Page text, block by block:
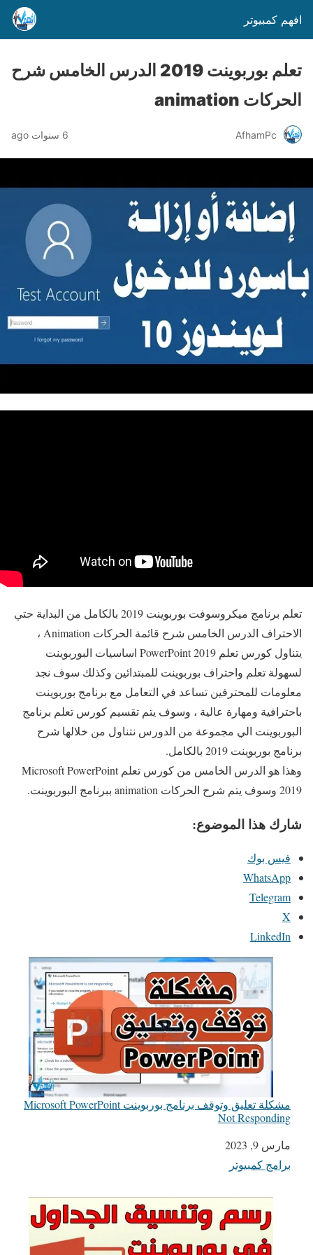
افهم كمبيوتر
تعلم بوربوينت 2019 الدرس الخامس شرح
الحركات animation
AfhamPc 6 سنوات ago
تعلم برنامج ميكروسوفت بوربوينت 2019 بالكامل من البداية حتي
الاحتراف الدرس الخامس شرح قائمة الحركات Animation ،
يتناول كورس تعلم PowerPoint 2019 اساسيات البوربوينت
لسهولة تعلم واحتراف بوربوينت للمبتدائين وكذلك سوف نجد
معلومات للمحترفين تساعد في التعامل مع برنامج بوربوينت
باحترافية ومهارة عالية ، وسوف يتم تقسيم كورس تعلم برنامج
البوربوينت الي مجموعة من الدورس نتناول من خلالها شرح
برنامج بوربوينت 2019 بالكامل.
وهذا هو الدرس الخامس من كورس تعلم Microsoft PowerPoint
2019 وسوف يتم شرح الحركات animation ببرنامج البوربوينت.
شارك هذا الموضوع:
فيس بوك
WhatsApp
Telegram
X
LinkedIn
مشكلة تعليق وتوقف برنامج بوربوينت Microsoft PowerPoint
Not Responding
التاريخ
مارس 9, 2023
في ما يتعلق بما يأتي
برامج كمبيوتر